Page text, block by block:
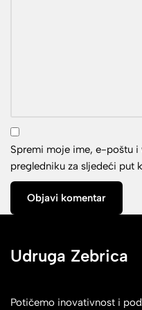
Spremi moje ime, e-poštu
pregledniku za sljedeći put
Udruga Zebrica
Potičemo inovativnost i